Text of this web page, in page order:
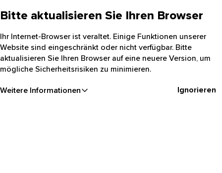
Bitte aktualisieren Sie Ihren Browser
Ihr Internet-Browser ist veraltet. Einige Funktionen unserer
Website sind eingeschränkt oder nicht verfügbar. Bitte
aktualisieren Sie Ihren Browser auf eine neuere Version, um
mögliche Sicherheitsrisiken zu minimieren.
Weitere Informationen Ignorieren